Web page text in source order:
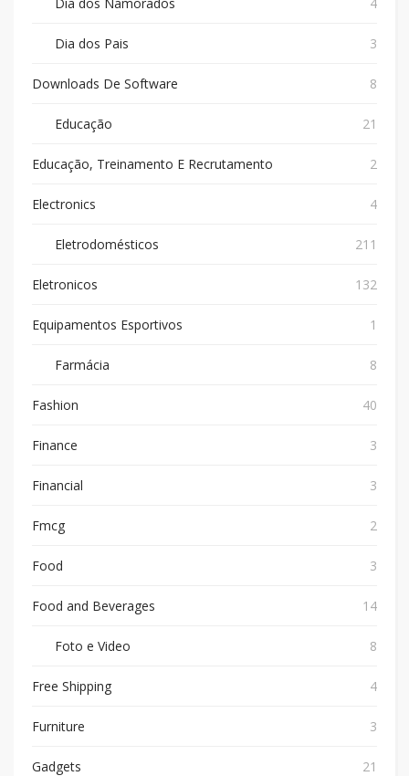
Dia dos Pais 3
Downloads De Software 8
Educação 21
Educação, Treinamento E Recrutamento 2
Electronics 4
Eletrodomésticos 211
Eletronicos 132
Equipamentos Esportivos 1
Farmácia 8
Fashion 40
Finance 3
Financial 3
Fmcg 2
Food 3
Food and Beverages 14
Foto e Video 8
Free Shipping 4
Furniture 3
Gadgets 21